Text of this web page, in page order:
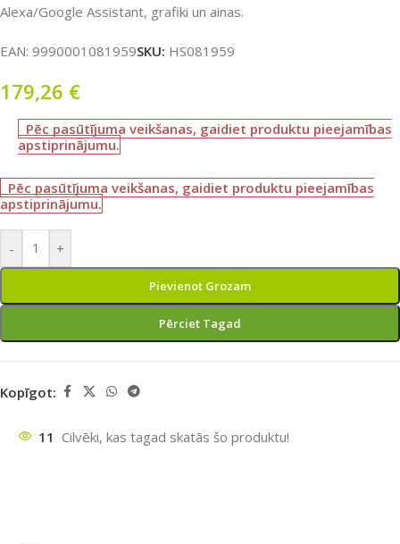
Alexa/Google Assistant, grafiki un ainas.
EAN: 9990001081959SKU: HS081959
179,26 €
Pēc pasūtījuma veikšanas, gaidiet produktu pieejamības
apstiprinājumu.
Pēc pasūtījuma veikšanas, gaidiet produktu pieejamības
apstiprinājumu.
- +
Pievienot Grozam
Pērciet Tagad
Kopīgot:
11 Cilvēki, kas tagad skatās šo produktu!